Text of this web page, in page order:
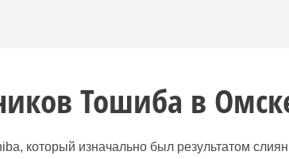
Тошиба в
который изначально был результатом